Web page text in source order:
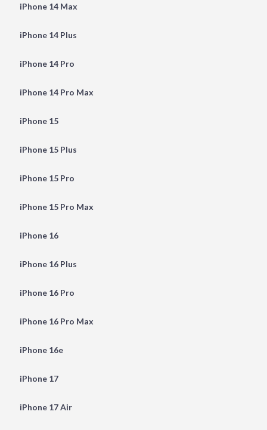
iPhone 14 Max
iPhone 14 Plus
iPhone 14 Pro
iPhone 14 Pro Max
iPhone 15
iPhone 15 Plus
iPhone 15 Pro
iPhone 15 Pro Max
iPhone 16
iPhone 16 Plus
iPhone 16 Pro
iPhone 16 Pro Max
iPhone 16e
iPhone 17
iPhone 17 Air